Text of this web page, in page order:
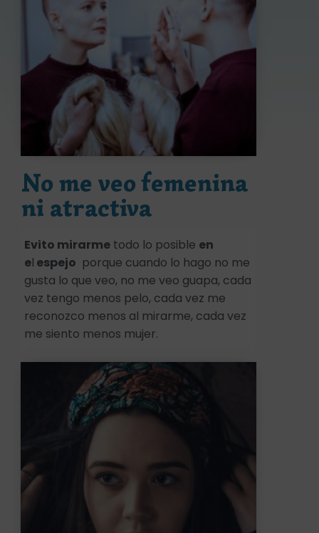
No me veo femenina
ni atractiva
Evito mirarme todo lo posible en
el espejo porque cuando lo hago no me
gusta lo que veo, no me veo guapa, cada
vez tengo menos pelo, cada vez me
reconozco menos al mirarme, cada vez
me siento menos mujer.